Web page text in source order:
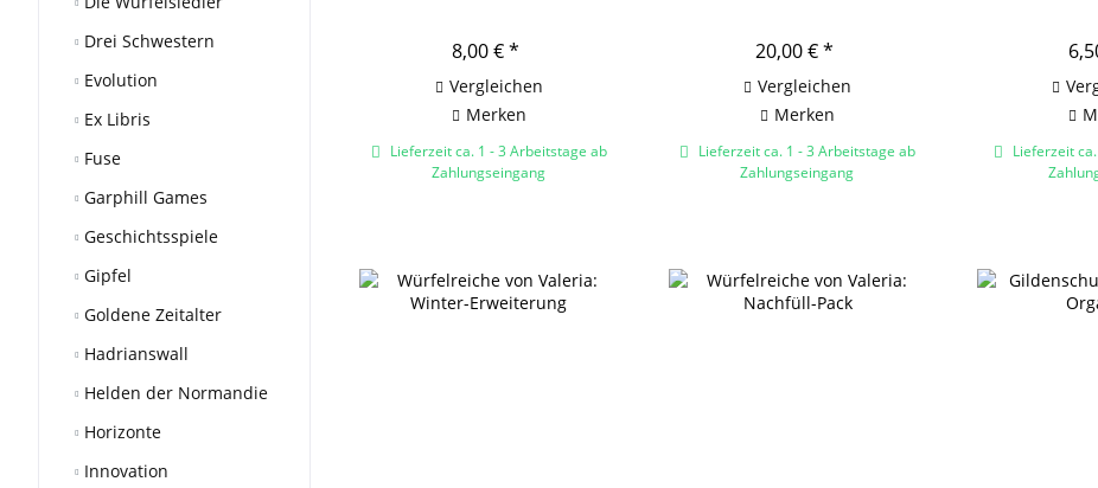
Drei Schwestern
Evolution
Ex Libris
Fuse
Garphill Games
Geschichtsspiele
Gipfel
Goldene Zeitalter
Hadrianswall
Helden der Normandie
Horizonte
Innovation
8,00 € *
Vergleichen
Merken
Lieferzeit ca. 1 - 3 Arbeitstage ab
Zahlungseingang
20,00 € *
Vergleichen
Merken
Lieferzeit ca. 1 - 3 Arbeitstage ab
Zahlungseingang
Lieferzeit